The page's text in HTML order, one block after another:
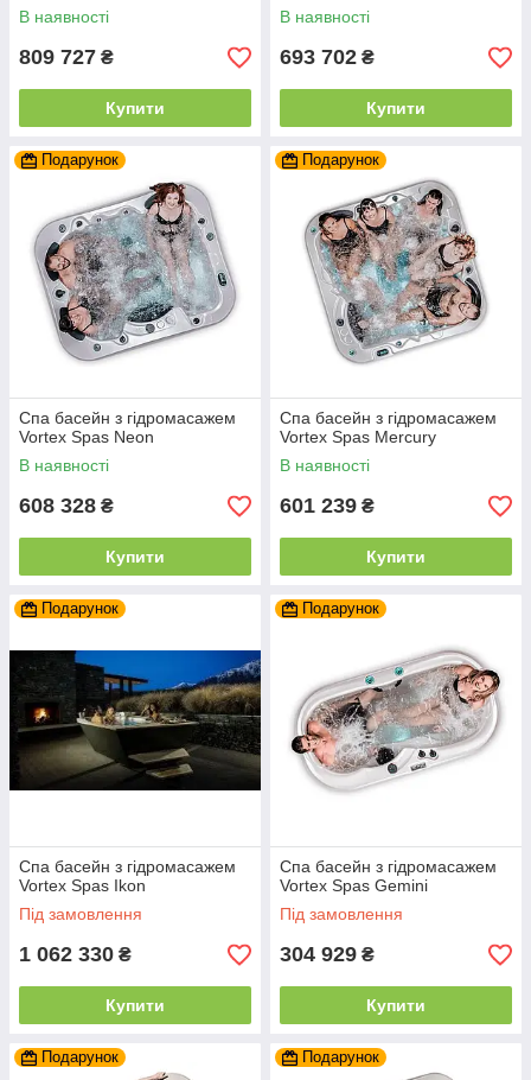
В наявності
809 727 ₴
Купити
В наявності
693 702 ₴
Купити
Подарунок
Спа басейн з гідромасажем
Vortex Spas Neon
В наявності
608 328 ₴
Купити
Подарунок
Спа басейн з гідромасажем
Vortex Spas Mercury
В наявності
601 239 ₴
Купити
Подарунок
Спа басейн з гідромасажем
Vortex Spas Ikon
Під замовлення
1 062 330 ₴
Купити
Подарунок
Спа басейн з гідромасажем
Vortex Spas Gemini
Під замовлення
304 929 ₴
Купити
Подарунок Подарунок